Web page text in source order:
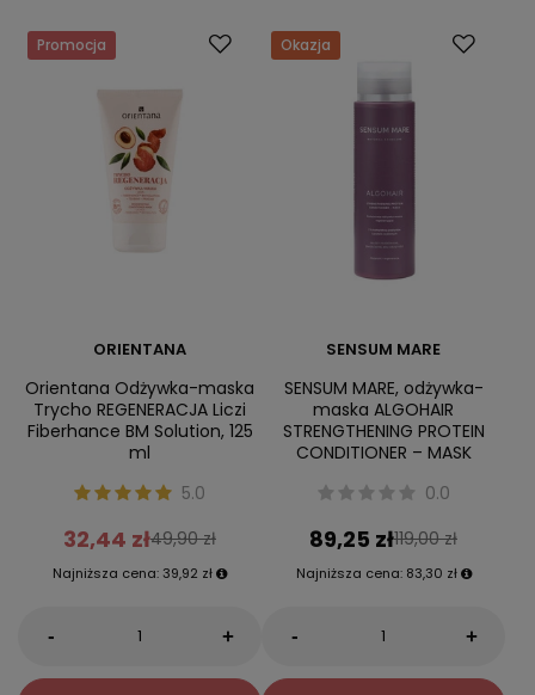
Promocja
ORIENTANA
Orientana Odżywka-maska
Trycho REGENERACJA Liczi
Fiberhance BM Solution, 125
ml
5.0
32,44 zł49,90 zł
Najniższa cena: 39,92 zł
- +
Okazja
SENSUM MARE
SENSUM MARE, odżywka-
maska ALGOHAIR
STRENGTHENING PROTEIN
CONDITIONER – MASK
0.0
89,25 zł119,00 zł
Najniższa cena: 83,30 zł
- +